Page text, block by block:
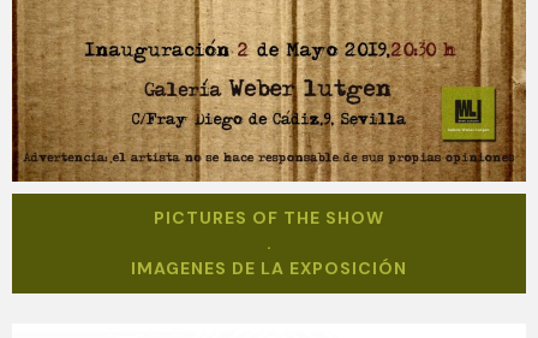
PICTURES OF THE SHOW
.
IMAGENES DE LA EXPOSICIÓN